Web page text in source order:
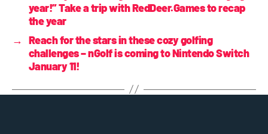
year!” Take a trip with RedDeer.Games to recap
the year
→ Reach for the stars in these cozy golfing
challenges – nGolf is coming to Nintendo Switch
January 11!